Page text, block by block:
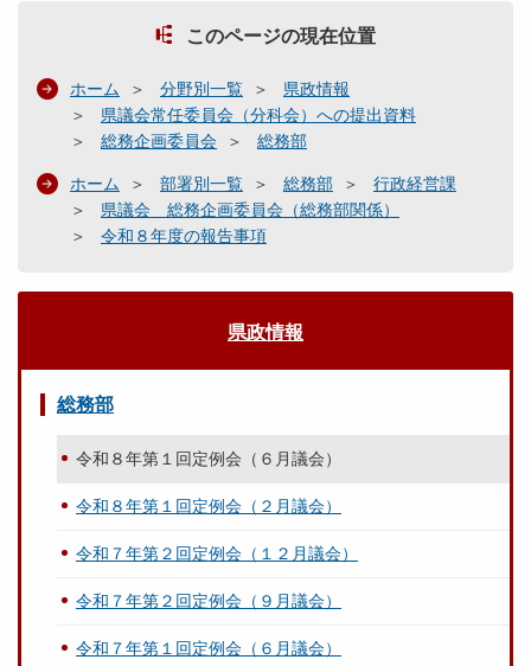
このページの現在位置
ホーム 分野別一覧
県政情報
県議会常任委員会（分科会）への提出資料
総務企画委員会
総務部
ホーム 部署別一覧 総務部
行政経営課
県議会 総務企画委員会（総務部関係）
令和８年度の報告事項
県政情報
総務部
令和８年第１回定例会（６月議会）
令和８年第１回定例会（２月議会）
令和７年第２回定例会（１２月議会）
令和７年第２回定例会（９月議会）
令和７年第１回定例会（６月議会）